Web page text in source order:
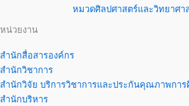
หมวดศิลปศาสตร์และวิทยาศา
หน่วยงาน
สำนักสื่อสารองค์กร
สำนักวิชาการ
สำนักวิจัย บริการวิชาการและประกันคุณภาพการ
สำนักบริหาร